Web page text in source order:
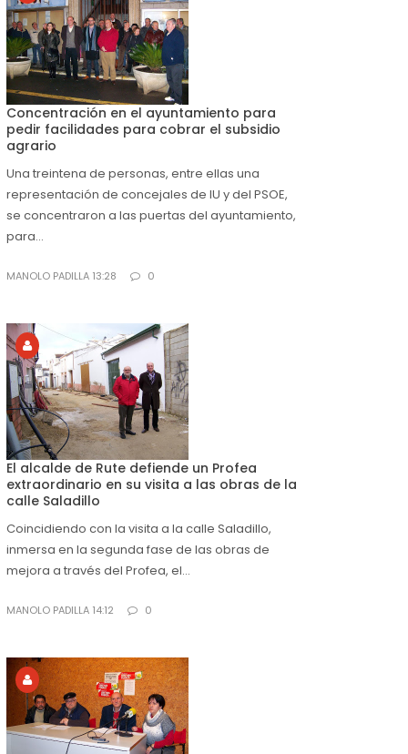
Concentración en el ayuntamiento para
pedir facilidades para cobrar el subsidio
agrario
Una treintena de personas, entre ellas una
representación de concejales de IU y del PSOE,
se concentraron a las puertas del ayuntamiento,
para...
MANOLO PADILLA 13:28 0
El alcalde de Rute defiende un Profea
extraordinario en su visita a las obras de la
calle Saladillo
Coincidiendo con la visita a la calle Saladillo,
inmersa en la segunda fase de las obras de
mejora a través del Profea, el...
MANOLO PADILLA 14:12 0